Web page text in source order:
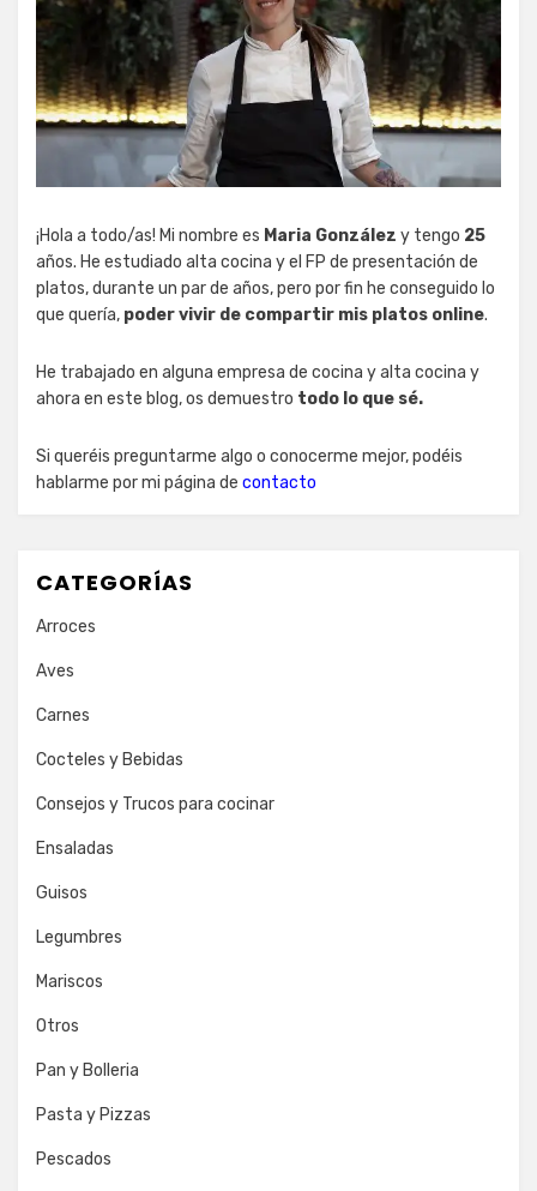
¡Hola a todo/as! Mi nombre es Maria González y tengo 25
años. He estudiado alta cocina y el FP de presentación de
platos, durante un par de años, pero por fin he conseguido lo
que quería, poder vivir de compartir mis platos online.
He trabajado en alguna empresa de cocina y alta cocina y
ahora en este blog, os demuestro todo lo que sé.
Si queréis preguntarme algo o conocerme mejor, podéis
hablarme por mi página de contacto
CATEGORÍAS
Arroces
Aves
Carnes
Cocteles y Bebidas
Consejos y Trucos para cocinar
Ensaladas
Guisos
Legumbres
Mariscos
Otros
Pan y Bolleria
Pasta y Pizzas
Pescados